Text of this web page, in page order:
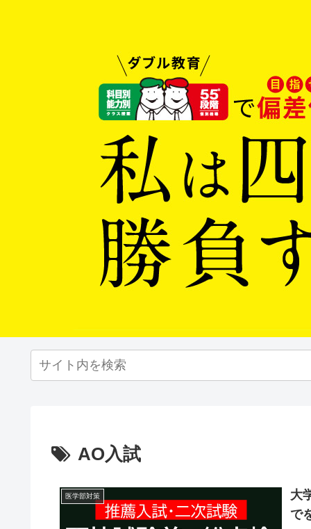
AO入試
医学部対策
大
で